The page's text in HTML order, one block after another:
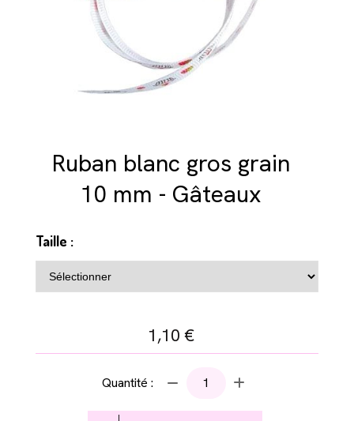
Ruban blanc gros grain
10 mm - Gâteaux
Taille :
1,10 €
Quantité :